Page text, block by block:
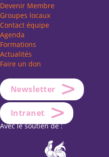
Devenir Membre
Groupes locaux
Contact équipe
Agenda
Formations
Actualités
Faire un don
Newsletter
Intranet
Avec le soutien de :